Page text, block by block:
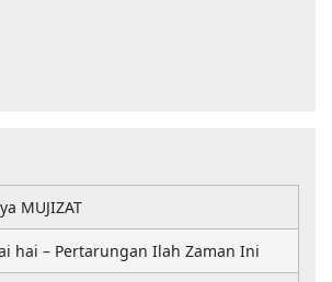
MUJIZAT
hai – Pertarungan Ilah Zaman Ini